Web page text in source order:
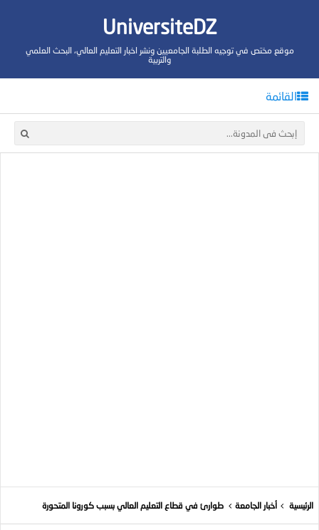
UniversiteDZ
موقع مختص في توجيه الطلبة الجامعيين ونشر اخبار التعليم العالي، البحث العلمي
والتربية
القائمة
الرئيسية أخبار الجامعة طوارئ في قطاع التعليم العالي بسبب كورونا المتحورة